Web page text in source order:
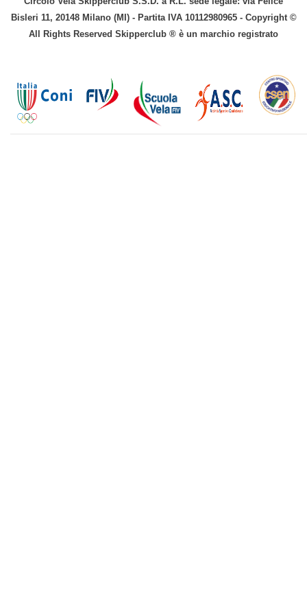
Bisleri 11, 20148 Milano (MI) - Partita IVA 10112980965 - Copyright ©
All Rights Reserved Skipperclub ® è un marchio registrato